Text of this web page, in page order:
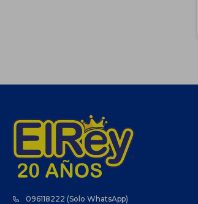
096118222 (Solo WhatsApp)